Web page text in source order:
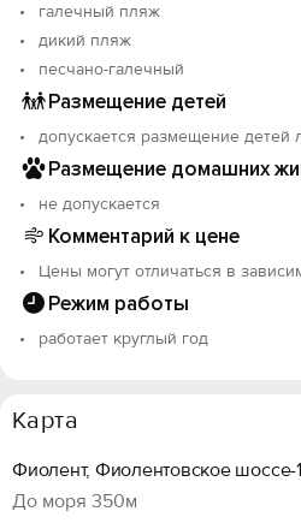
галечный пляж
дикий пляж
песчано-галечный
Размещение детей
допускается размещение детей
Размещение домашних
не допускается
Комментарий к цене
Цены могут отличаться в
Режим работы
работает круглый год
Карта
Фиолент, Фиолентовское шоссе-
До моря 350м
Войти с